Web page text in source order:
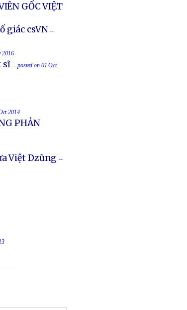
GỐC VIỆT
giác csVN --
2016
sĩ -- posted on 01 Oct
2014
PHẢN
Việt Dzũng --